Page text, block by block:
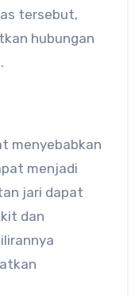
tersebut,
hubungan
menyebabkan
menjadi
jari dapat
dan